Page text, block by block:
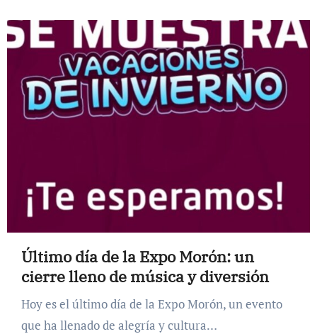
Último día de la Expo Morón: un
cierre lleno de música y diversión
Hoy es el último día de la Expo Morón, un evento
que ha llenado de alegría y cultura…